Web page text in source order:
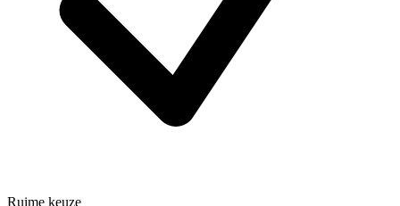
Ruime keuze